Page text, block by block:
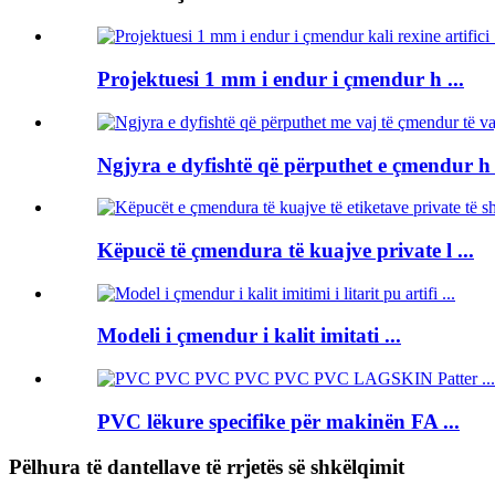
Projektuesi 1 mm i endur i çmendur h ...
Ngjyra e dyfishtë që përputhet e çmendur h
Këpucë të çmendura të kuajve private l ...
Modeli i çmendur i kalit imitati ...
PVC lëkure specifike për makinën FA ...
Pëlhura të dantellave të rrjetës së shkëlqimit